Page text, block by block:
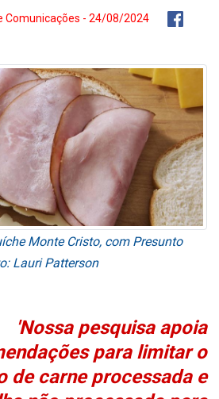
Comunicações - 24/08/2024
Monte Cristo, com Presunto
Lauri Patterson
'Nossa pesquisa apoia
para limitar o
de carne processada e